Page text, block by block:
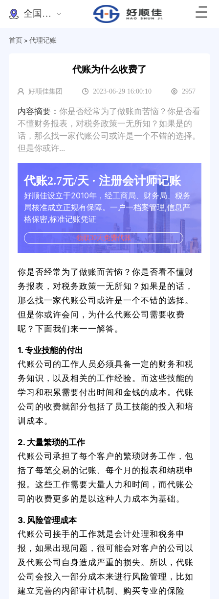
全国办理
首页 > 代理记账
代账为什么收费了
好顺佳集团 2023-06-29 16:00:10 2957
内容摘要： 你是否经常为了做账而苦恼？你是否看
不懂财务报表，对税务政策一无所知？如果是的
话，那么找一家代账公司或许是一个不错的选择。
但是你或许...
代账2.7元/天 · 注册会计师记账
好顺佳设立于2010年，经工商局、财务局、税务
局核准成立正规有保障。一户一档案管理,信息严
格保密,标准记账凭证
领取30天免费代账
你是否经常为了做账而苦恼？你是否看不懂财
务报表，对税务政策一无所知？如果是的话，
那么找一家代账公司或许是一个不错的选择。
但是你或许会问，为什么代账公司需要收费
呢？下面我们来一一解答。
1. 专业技能的付出
代账公司的工作人员必须具备一定的财务和税
务知识，以及相关的工作经验。而这些技能的
学习和积累需要付出时间和金钱的成本。代账
公司的收费就部分包括了员工技能的投入和培
训成本。
2. 大量繁琐的工作
代账公司承担了每个客户的繁琐财务工作，包
括了每笔交易的记账、每个月的报表和纳税申
报。这些工作需要大量人力和时间，而代账公
司的收费更多的是以这种人力成本为基础。
3. 风险管理成本
代账公司接手的工作就是会计处理和税务申
报，如果出现问题，很可能会对客户的公司以
及代账公司自身造成严重的损失。所以，代账
公司会投入一部分成本来进行风险管理，比如
建立完善的内部审计机制、购买专业的保险